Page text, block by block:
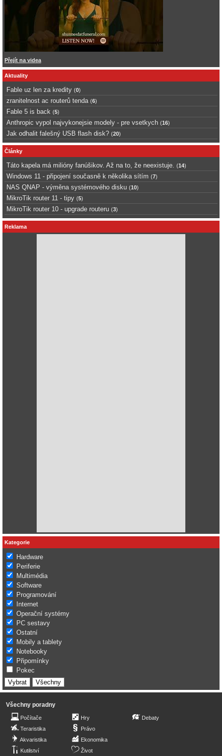
Přejít na videa
Aktuality
Fable uz len za kredity (0)
zranitelnost ac routerů tenda (6)
Fable 5 is back (5)
Anthropic vypol najvykonejsie modely - pre vsetkych (16)
Jak odhalit falešný USB flash disk? (20)
Články
Táto kapela má milióny fanúšikov. Až na to, že neexistuje. (14)
Windows 11 - připojení současně k několika sítím (7)
NAS QNAP - výměna systémového disku (10)
MikroTik router 11 - tipy (5)
MikroTik router 10 - upgrade routeru (3)
Reklama
Kategorie
Hardware
Periferie
Multimédia
Software
Programování
Internet
Operační systémy
PC sestavy
Ostatní
Mobily a tablety
Notebooky
Připomínky
Pokec
Všechny poradny
Počítače
Teraristika
Akvaristika
Kutilství
Hry
Právo
Ekonomika
Život
Debaty